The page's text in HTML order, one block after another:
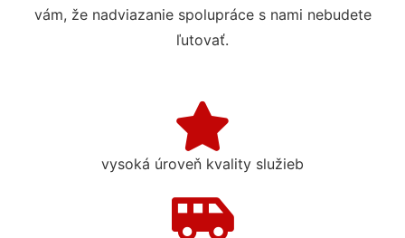
vám, že nadviazanie spolupráce s nami nebudete
ľutovať.
vysoká úroveň kvality služieb